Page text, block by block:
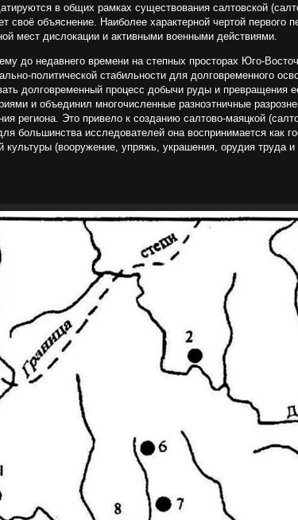
в общих рамках существования салтовской
объяснение. Наиболее характерной чертой первого
мест дислокации и активными военными действиями.
до недавнего времени на степных просторах Юго-
политической стабильности для долговременного
долговременный процесс добычи руды и превращения
и объединил многочисленные разноэтничные
региона. Это привело к созданию салтово-маяцкой
большинства исследователей она воспринимается как
(вооружение, упряжь, украшения, орудия труда